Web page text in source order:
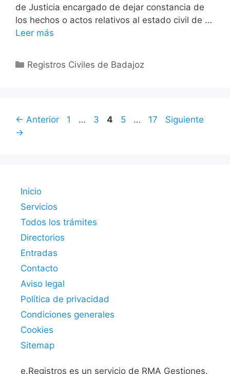
de Justicia encargado de dejar constancia de
los hechos o actos relativos al estado civil de …
Leer más
Categorías
Registros Civiles de Badajoz
← Anterior Página
1 … Página
3 Página
4 Página
5 … Página
17
Siguiente
→
Inicio
Servicios
Todos los trámites
Directorios
Entradas
Contacto
Aviso legal
Política de privacidad
Condiciones generales
Cookies
Sitemap
e.Registros es un servicio de RMA Gestiones.